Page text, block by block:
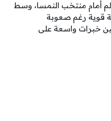
أمام منتخب النمسا، وسط
قوية رغم صعوبة
خبرات واسعة على